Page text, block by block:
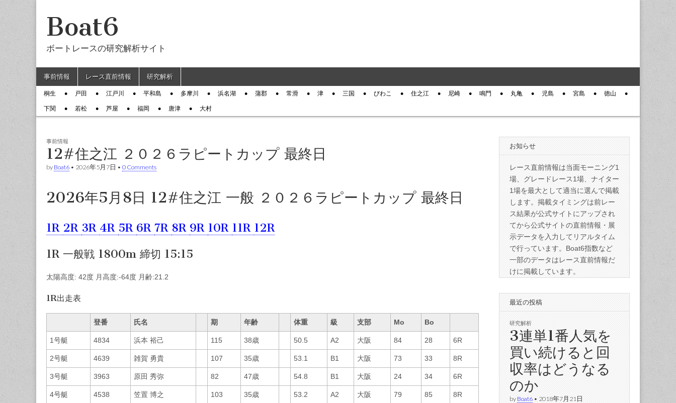
Boat6
ボートレースの研究解析サイト
Main menu
Skip to content
事前情報 レース直前情報 研究解析
Sub menu
桐生 戸田 江戸川 平和島 多摩川 浜名湖 蒲郡 常滑 津 三国 びわこ 住之江 尼崎 鳴門 丸亀 児島 宮島 徳山
下関 若松 芦屋 福岡 唐津 大村
事前情報
12#住之江 ２０２６ラピートカップ 最終日
by Boat6 • 2026年5月7日 • 0 Comments
2026年5月8日 12#住之江 一般 ２０２６ラピートカップ 最終日
1R 2R 3R 4R 5R 6R 7R 8R 9R 10R 11R 12R
1R 一般戦 1800m 締切 15:15
太陽高度: 42度 月高度:-64度 月齢:21.2
1R出走表
登番 氏名 期 年齢 体重 級 支部 Mo Bo
1号艇 4834 浜本 裕己 115 38歳 50.5 A2 大阪 84 28 6R
2号艇 4639 雑賀 勇貴 107 35歳 53.1 B1 大阪 73 33 8R
3号艇 3963 原田 秀弥 82 47歳 54.8 B1 大阪 24 34 6R
4号艇 4538 笠置 博之 103 35歳 53.2 A2 大阪 79 85 8R
お知らせ
レース直前情報は当面モーニング1
場、グレードレース1場、ナイター
1場を最大として適当に選んで掲載
します。掲載タイミングは前レー
ス結果が公式サイトにアップされ
てから公式サイトの直前情報・展
示データを入力してリアルタイム
で行っています。Boat6指数など
一部のデータはレース直前情報だ
けに掲載しています。
最近の投稿
研究解析
3連単1番人気を
買い続けると回
収率はどうなる
のか
by Boat6 • 2018年7月21日